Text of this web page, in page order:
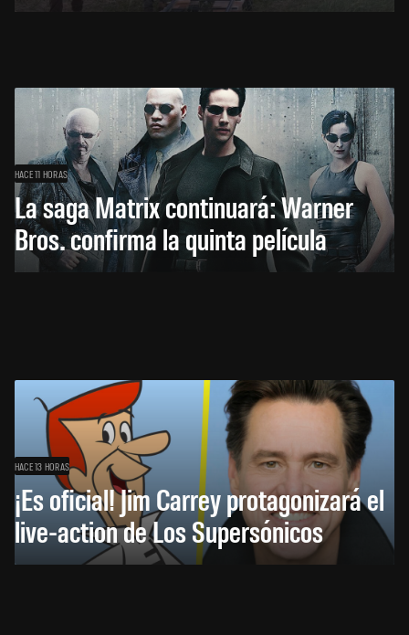
HACE 11 HORAS
La saga Matrix continuará: Warner
Bros. confirma la quinta película
HACE 13 HORAS
¡Es oficial! Jim Carrey protagonizará el
live-action de Los Supersónicos